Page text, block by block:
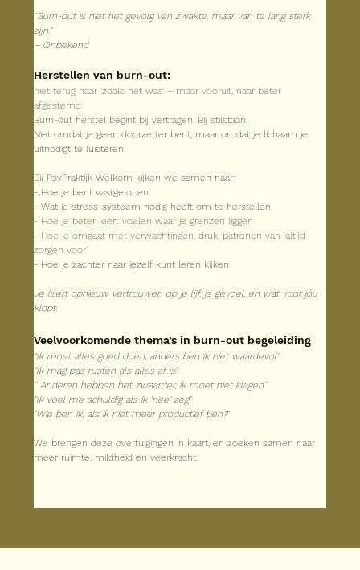
“Burn-out is niet het gevolg van zwakte, maar van te lang sterk
zijn.”
– Onbekend
Herstellen van burn-out:
niet terug naar ‘zoals het was’ – maar vooruit, naar beter
afgestemd
Burn-out herstel begint bij vertragen. Bij stilstaan.
Niet omdat je geen doorzetter bent, maar omdat je lichaam je
uitnodigt te luisteren.
Bij PsyPraktijk Welkom kijken we samen naar:
- Hoe je bent vastgelopen
- Wat je stress-systeem nodig heeft om te herstellen
- Hoe je beter leert voelen waar je grenzen liggen
- Hoe je omgaat met verwachtingen, druk, patronen van ‘altijd
zorgen voor’
- Hoe je zachter naar jezelf kunt leren kijken
Je leert opnieuw vertrouwen op je lijf, je gevoel, en wat voor jóu
klopt.
Veelvoorkomende thema’s in burn-out begeleiding
"Ik moet alles goed doen, anders ben ik niet waardevol"
"Ik mag pas rusten als alles af is"
“ Anderen hebben het zwaarder, ik moet niet klagen"
"Ik voel me schuldig als ik ‘nee’ zeg"
"Wie ben ik, als ik niet meer productief ben?"
We brengen deze overtuigingen in kaart, en zoeken samen naar
meer ruimte, mildheid en veerkracht.